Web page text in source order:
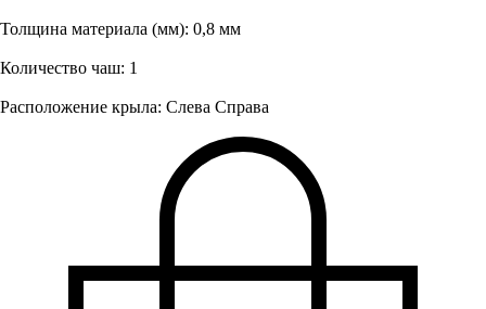
Толщина материала (мм): 0,8 мм
Количество чаш: 1
Расположение крыла: Слева Справа